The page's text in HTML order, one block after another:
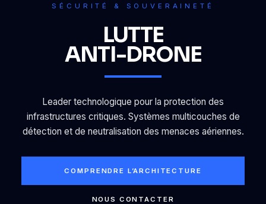
SÉCURITÉ & SOUVERAINETÉ
LUTTE
ANTI-DRONE
Leader technologique pour la protection des
infrastructures critiques. Systèmes multicouches de
détection et de neutralisation des menaces aériennes.
COMPRENDRE L’ARCHITECTURE
NOUS CONTACTER